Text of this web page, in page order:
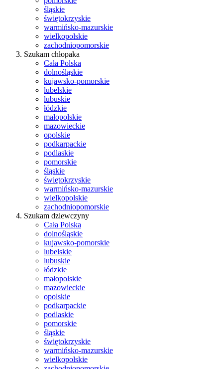
śląskie
świętokrzyskie
warmińsko-mazurskie
wielkopolskie
zachodniopomorskie
Szukam chłopaka
Cała Polska
dolnośląskie
kujawsko-pomorskie
lubelskie
lubuskie
łódzkie
małopolskie
mazowieckie
opolskie
podkarpackie
podlaskie
pomorskie
śląskie
świętokrzyskie
warmińsko-mazurskie
wielkopolskie
zachodniopomorskie
Szukam dziewczyny
Cała Polska
dolnośląskie
kujawsko-pomorskie
lubelskie
lubuskie
łódzkie
małopolskie
mazowieckie
opolskie
podkarpackie
podlaskie
pomorskie
śląskie
świętokrzyskie
warmińsko-mazurskie
wielkopolskie